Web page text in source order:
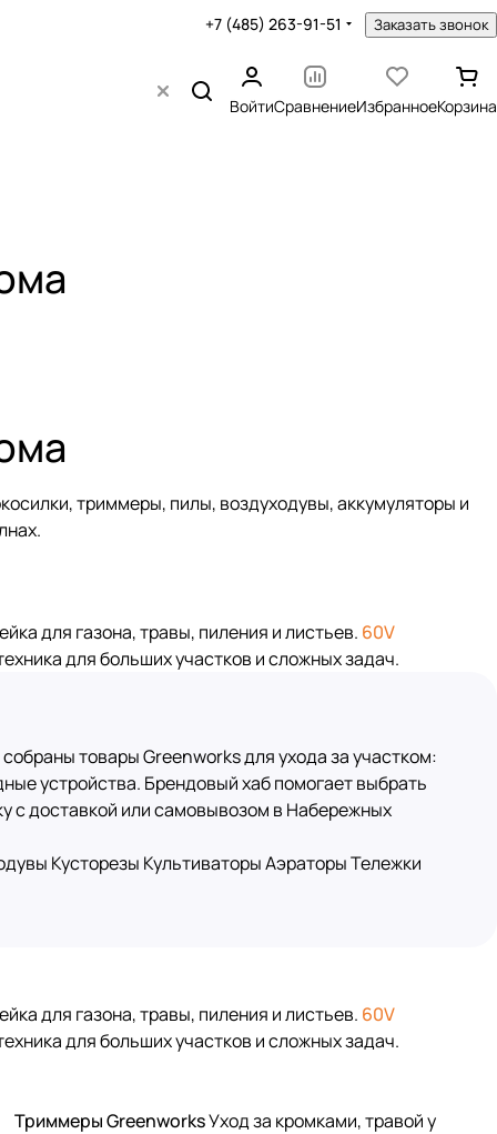
+7 (485) 263-91-51 Заказать звонок
ВойтиСравнениеИзбранноеКорзина
триммеры, пилы, воздуходувы, аккумуляторы и
для газона, травы, пиления и листьев. 60V
для больших участков и сложных задач.
товары Greenworks для ухода за участком:
устройства. Брендовый хаб помогает выбрать
с доставкой или самовывозом в Набережных
Кусторезы КультиваторыАэраторыТележки
для газона, травы, пиления и листьев. 60V
для больших участков и сложных задач.
Триммеры GreenworksУход за кромками, травой у